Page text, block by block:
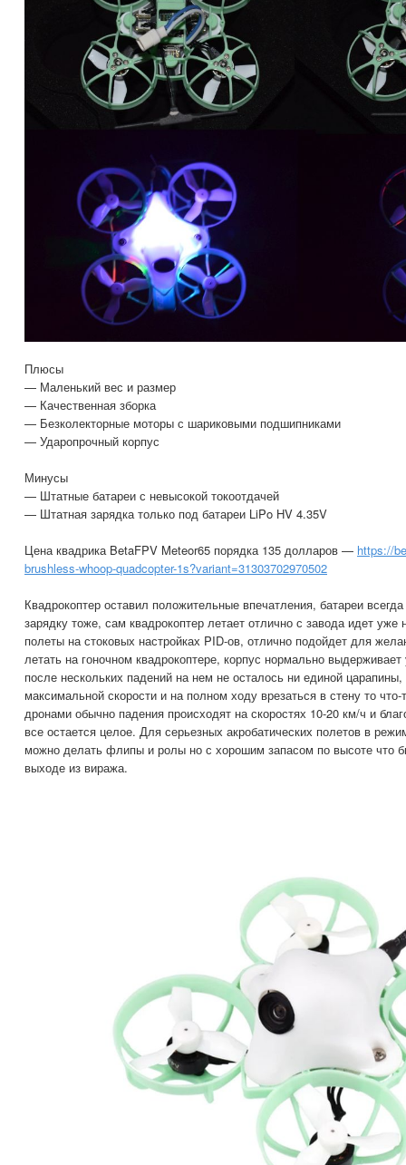
Плюсы
— Маленький вес и размер
— Качественная зборка
— Безколекторные моторы с шариковыми подшипниками
— Ударопрочный корпус
Минусы
— Штатные батареи с невысокой токоотдачей
— Штатная зарядка только под батареи LiPo HV 4.35V
Цена квадрика BetaFPV Meteor65 порядка 135 долларов — https://
brushless-whoop-quadcopter-1s?variant=31303702970502
Квадрокоптер оставил положительные впечатления, батареи
зарядку тоже, сам квадрокоптер летает отлично с завода идет
полеты на стоковых настройках PID-ов, отлично подойдет для
летать на гоночном квадрокоптере, корпус нормально
после нескольких падений на нем не осталось ни единой царапины,
максимальной скорости и на полном ходу врезаться в стену то
дронами обычно падения происходят на скоростях 10-20 км/ч и
все остается целое. Для серьезных акробатических полетов в
можно делать флипы и ролы но с хорошим запасом по высоте что
выходе из виража.